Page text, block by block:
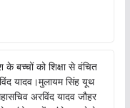
के बच्चों को शिक्षा से वंचित
यादव।मुलायम सिंह यूथ
अरविंद यादव जौहर